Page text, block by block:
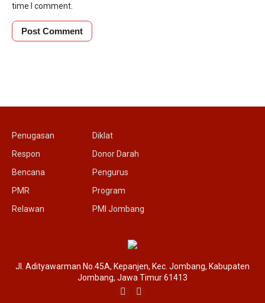
time I comment.
Penugasan
Respon
Bencana
PMR
Relawan
Diklat
Donor Darah
Pengurus
Program
PMI Jombang
Jl. Adityawarman No.45A, Kepanjen, Kec. Jombang, Kabupaten
Jombang, Jawa Timur 61413